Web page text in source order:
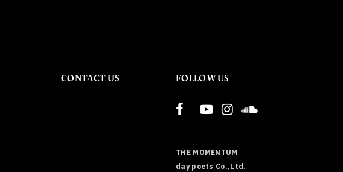
CONTACT US FOLLOW US
THE MOMENTUM
day poets Co.,Ltd.